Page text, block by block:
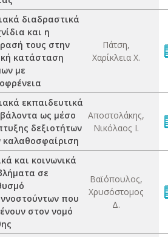
διαδραστικά
και η
τους στην
κατάσταση
με
Πάτση,
Χαρίκλεια Χ.
εκπαιδευτικά
ως μέσο
δεξιοτήτων
καλαθοσφαίριση
Αποστολάκης,
Νικόλαος Ι.
και κοινωνικά
σε
που
στον νομό
Βαϊόπουλος,
Χρυσόστομος
Δ.